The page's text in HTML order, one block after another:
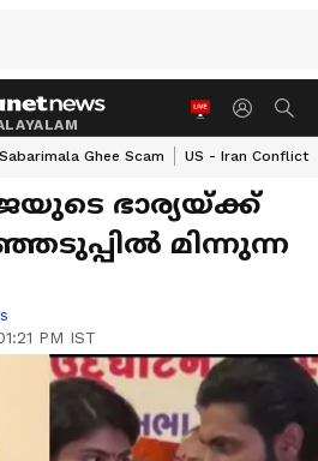
Sabarimala Ghee Scam US - Iran Conflict
ഭാര്യയ്ക്ക്
മിന്നുന്ന
PM IST